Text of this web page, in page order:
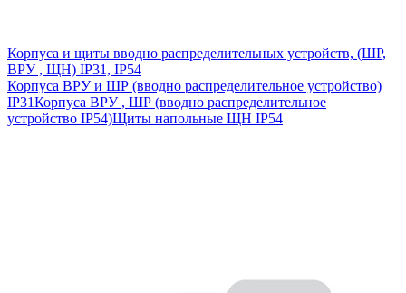
Корпуса и щиты вводно распределительных устройств, (ШР,
ВРУ , ЩН) IP31, IP54
Корпуса ВРУ и ШР (вводно распределительное устройство)
IP31Корпуса ВРУ , ШР (вводно распределительное
устройство IP54)Щиты напольные ЩН IP54